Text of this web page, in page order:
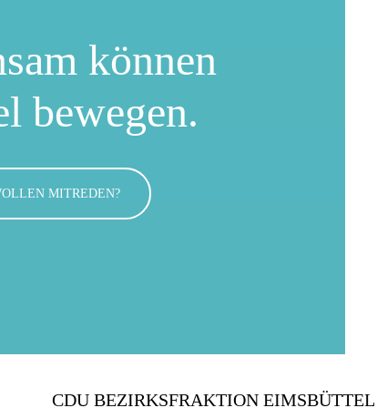
können
bewegen.
MITREDEN?
CDU BEZIRKSFRAKTION EIMSBÜTTEL